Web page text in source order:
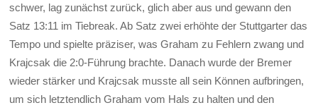
schwer, lag zunächst zurück, glich aber aus und gewann den
Satz 13:11 im Tiebreak. Ab Satz zwei erhöhte der Stuttgarter das
Tempo und spielte präziser, was Graham zu Fehlern zwang und
Krajcsak die 2:0-Führung brachte. Danach wurde der Bremer
wieder stärker und Krajcsak musste all sein Können aufbringen,
um sich letztendlich Graham vom Hals zu halten und den